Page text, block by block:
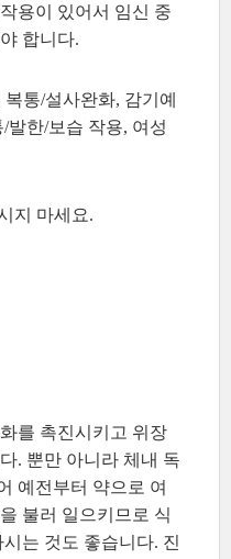
용이 있어서 임신 중
합니다.
통/설사완화, 감기예
발한/보습 작용, 여성
지 마세요.
를 촉진시키고 위장
. 뿐만 아니라 체내 독
예전부터 약으로 여
불러 일으키므로 식
는 것도 좋습니다. 진